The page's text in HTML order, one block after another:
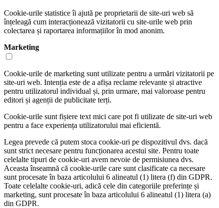
Cookie-urile statistice îi ajută pe proprietarii de site-uri web să
înțeleagă cum interacționează vizitatorii cu site-urile web prin
colectarea și raportarea informațiilor în mod anonim.
Marketing
Cookie-urile de marketing sunt utilizate pentru a urmări vizitatorii pe
site-uri web. Intenția este de a afișa reclame relevante și atractive
pentru utilizatorul individual și, prin urmare, mai valoroase pentru
editori și agenții de publicitate terți.
Cookie-urile sunt fișiere text mici care pot fi utilizate de site-uri web
pentru a face experiența utilizatorului mai eficientă.
Legea prevede că putem stoca cookie-uri pe dispozitivul dvs. dacă
sunt strict necesare pentru funcționarea acestui site. Pentru toate
celelalte tipuri de cookie-uri avem nevoie de permisiunea dvs.
Aceasta înseamnă că cookie-urile care sunt clasificate ca necesare
sunt procesate în baza articolului 6 alineatul (1) litera (f) din GDPR.
Toate celelalte cookie-uri, adică cele din categoriile preferințe și
marketing, sunt procesate în baza articolului 6 alineatul (1) litera (a)
din GDPR.